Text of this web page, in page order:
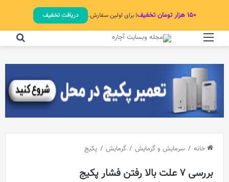
۱۵۰ هزار تومان تخفیف | برای اولین سفارش. دریافت تخفیف
خانه / سرمایش و گرمایش / گرمایش / پکیج
بررسی 7 علت بالا رفتن فشار پکیج